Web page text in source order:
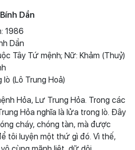
Dần
1986
Dần
Tây Tứ mệnh; Nữ: Khảm (Thuỷ)
(Lô Trung Hoả)
Hỏa, Lư Trung Hỏa. Trong các
Hỏa nghĩa là lửa trong lò. Đây
cháy, chóng tàn, mà được
tôi luyện một thứ gì đó. Vì thế,